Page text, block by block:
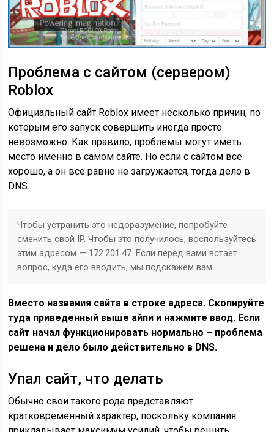
Проблема с сайтом (сервером)
Roblox
Официальный сайт Roblox имеет несколько причин, по
которым его запуск совершить иногда просто
невозможно. Как правило, проблемы могут иметь
место именно в самом сайте. Но если с сайтом все
хорошо, а он все равно не загружается, тогда дело в
DNS.
Чтобы устранить это недоразумение, попробуйте
сменить свой IP. Чтобы это получилось, воспользуйтесь
этим адресом — 172.201.47. Если перед вами встает
вопрос, куда его вводить, мы подскажем вам.
Вместо названия сайта в строке адреса. Скопируйте
туда приведенный выше айпи и нажмите ввод. Если
сайт начал функционировать нормально – проблема
решена и дело было действительно в DNS.
Упал сайт, что делать
Обычно свои такого рода представляют
кратковременный характер, поскольку компания